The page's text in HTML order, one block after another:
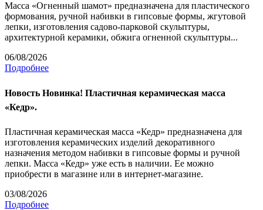
Масса «Огненный шамот» предназначена для пластического
формования, ручной набивки в гипсовые формы, жгутовой
лепки, изготовления садово-парковой скульптуры,
архитектурной керамики, обжига огненной скульптуры...
06/08/2026
Подробнее
Новость Новинка! Пластичная керамическая масса
«Кедр».
Пластичная керамическая масса «Кедр» предназначена для
изготовления керамических изделий декоративного
назначения методом набивки в гипсовые формы и ручной
лепки. Масса «Кедр» уже есть в наличии. Ее можно
приобрести в магазине или в интернет-магазине.
03/08/2026
Подробнее